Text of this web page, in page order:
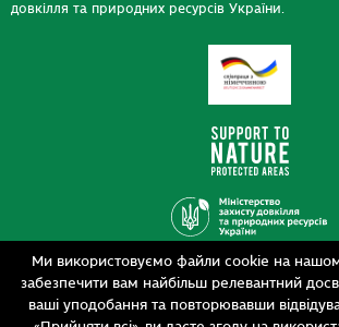
Ми використовуємо файли cookie на
забезпечити вам найбільш релевантний
ваші уподобання та повторювавши
довкілля та природних ресурсів України.
Дизайн
Розробка
siteGist